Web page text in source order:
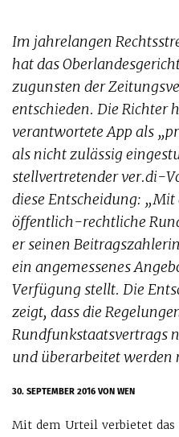
Im jahrelangen
hat das
zugunsten der
entschieden. Die Richter
verantwortete App als
als nicht zulässig
stellvertretender ver.di-
diese Entscheidung:
öffentlich-rechtliche
er seinen
ein angemessenes
Verfügung stellt. Die
zeigt, dass die
Rundfunkstaatsvertrags
und überarbeitet werden
30. SEPTEMBER 2016VON WEN
Mit dem Urteil verbietet das